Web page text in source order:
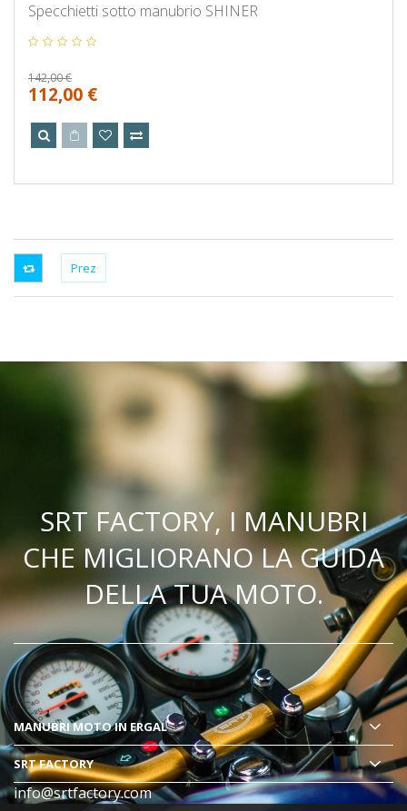
Specchietti sotto manubrio SHINER
142,00 €
112,00 €
SRT FACTORY, I MANUBRI
CHE MIGLIORANO LA GUIDA
DELLA TUA MOTO.
MANUBRI MOTOIN ERGAL
SRT FACTORY
info@srtfactory.com